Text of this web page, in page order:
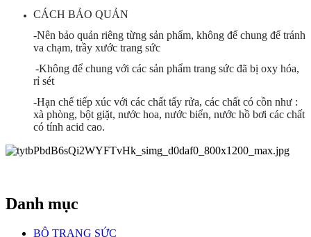
CÁCH BẢO QUẢN
-Nên bảo quản riêng từng sản phẩm, không để chung để tránh
va chạm, trầy xước trang sức
-Không để chung với các sản phẩm trang sức đã bị oxy hóa,
rỉ sét
-Hạn chế tiếp xúc với các chất tẩy rửa, các chất có cồn như :
xà phòng, bột giặt, nước hoa, nước biển, nước hồ bơi các chất
có tính acid cao.
Danh mục
BỘ TRANG SỨC